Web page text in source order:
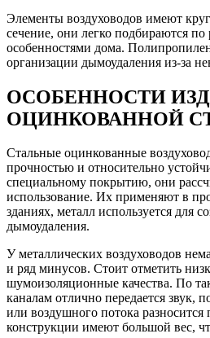
Элементы воздуховодов имеют
сечение, они легко подбираются по
особенностями дома.
организации дымоудаления из-за
ОСОБЕННОСТИ
ОЦИНКОВАННОЙ
Стальные оцинкованные
прочностью и относительно
специальному покрытию, они
использование. Их применяют в
зданиях, металл используется для
дымоудаления.
У металлических воздуховодов
и ряд минусов. Стоит отметить
шумоизоляционные качества. По
каналам отлично передается звук,
или воздушного потока
конструкции имеют большой вес,